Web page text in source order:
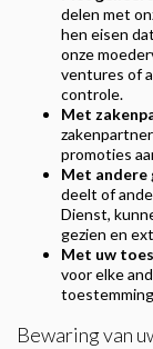
delen met
hen eisen
onze
ventures of
controle.
Met
promoties
Met andere
deelt of
Dienst,
gezien en
Met uw
voor elke
Bewaring van